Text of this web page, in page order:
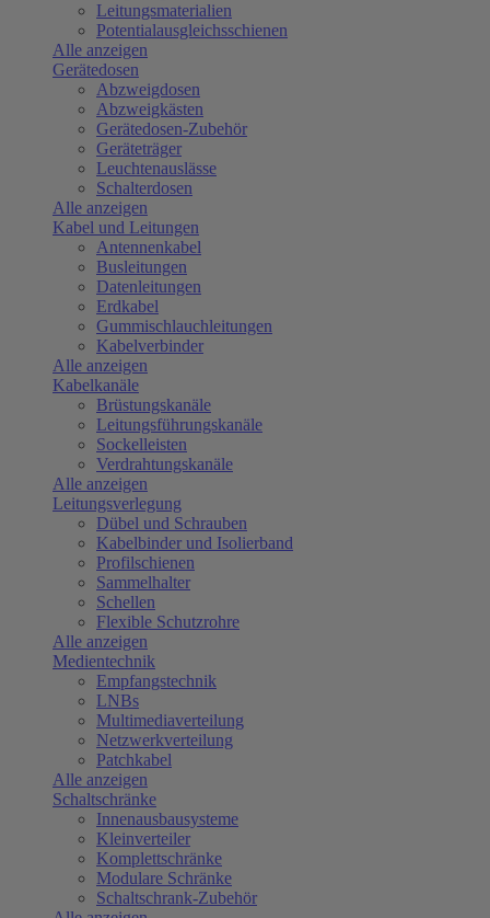
Leitungsmaterialien
Potentialausgleichsschienen
Alle anzeigen
Gerätedosen
Abzweigdosen
Abzweigkästen
Gerätedosen-Zubehör
Geräteträger
Leuchtenauslässe
Schalterdosen
Alle anzeigen
Kabel und Leitungen
Antennenkabel
Busleitungen
Datenleitungen
Erdkabel
Gummischlauchleitungen
Kabelverbinder
Alle anzeigen
Kabelkanäle
Brüstungskanäle
Leitungsführungskanäle
Sockelleisten
Verdrahtungskanäle
Alle anzeigen
Leitungsverlegung
Dübel und Schrauben
Kabelbinder und Isolierband
Profilschienen
Sammelhalter
Schellen
Flexible Schutzrohre
Alle anzeigen
Medientechnik
Empfangstechnik
LNBs
Multimediaverteilung
Netzwerkverteilung
Patchkabel
Alle anzeigen
Schaltschränke
Innenausbausysteme
Kleinverteiler
Komplettschränke
Modulare Schränke
Schaltschrank-Zubehör